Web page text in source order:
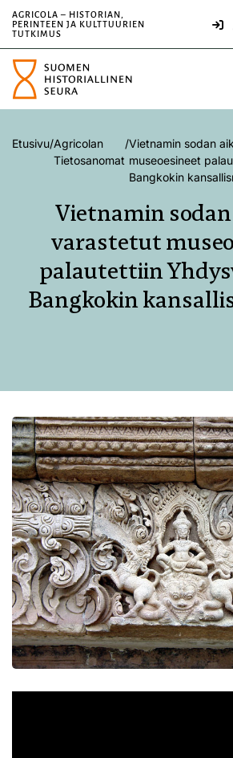
AGRICOLA – HISTORIAN,
PERINTEEN JA KULTTUURIEN
TUTKIMUS
Etusivu/Agricolan
Tietosanomat
/Vietnamin sodan
museoesineet
Bangkokin
Vietnamin
varastetut
palautettiin
Bangkokin